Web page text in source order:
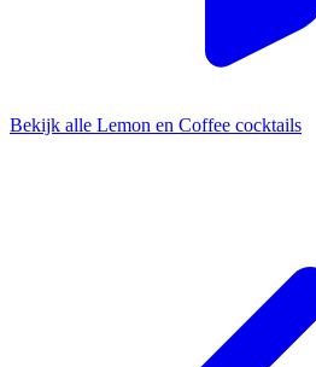
Bekijk alle Lemon en Coffee cocktails